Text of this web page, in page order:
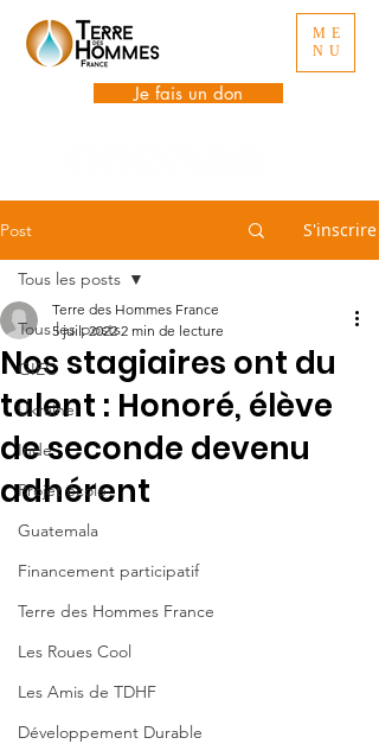
ME
NU
Je fais un don
Post S'inscrire
Tous les posts
GIEC
Ukraine
Inde
Projet école
Guatemala
Financement participatif
Terre des Hommes France
Les Roues Cool
Les Amis de TDHF
Développement Durable
Tous les posts
Nos stagiaires ont du
talent : Honoré, élève
de seconde devenu
adhérent
Terre des Hommes France
5 juil. 2022 2 min de lecture